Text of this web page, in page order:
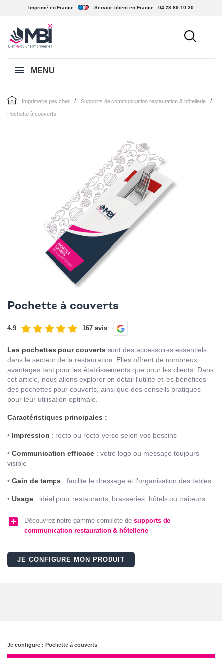
Imprimé en France Service client en France : 04 28 89 10 20
MENU
imprimerie pas cher supports de communication restauration & hôtellerie
pochette à couverts
Pochette à couverts
4.9 167 avis
Les pochettes pour couverts sont des accessoires essentiels
dans le secteur de la restauration. Elles offrent de nombreux
avantages tant pour les établissements que pour les clients. Dans
cet article, nous allons explorer en détail l'utilité et les bénéfices
des pochettes pour couverts, ainsi que des conseils pratiques
pour leur utilisation optimale.
Caractéristiques principales :
• Impression : recto ou recto-verso selon vos besoins
• Communication efficace : votre logo ou message toujours
visible
• Gain de temps : facilite le dressage et l’organisation des tables
• Usage : idéal pour restaurants, brasseries, hôtels ou traiteurs
add_box Découvrez notre gamme complète de supports de
communication restauration & hôtellerie
JE CONFIGURE MON PRODUIT
Je configure : Pochette à couverts